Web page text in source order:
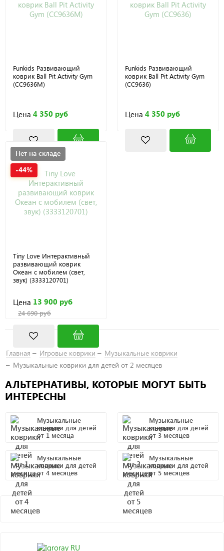
Funkids Развивающий
коврик Ball Pit Activity Gym
(CC9636M)
Цена 4 350 руб
Funkids Развивающий
коврик Ball Pit Activity Gym
(CC9636)
Цена 4 350 руб
Нет на складе
-44%
Tiny Love Интерактивный
развивающий коврик
Океан с мобилем (свет,
звук) (3333120701)
Цена 13 900 руб
24 690 руб
Главная Игровые коврики
Музыкальные коврики
Музыкальные коврики для детей от 2 месяцев
АЛЬТЕРНАТИВЫ, КОТОРЫЕ МОГУТ БЫТЬ
ИНТЕРЕСНЫ
Музыкальные
коврики для детей
от 1 месяца
Музыкальные
коврики для детей
от 3 месяцев
Музыкальные
коврики для детей
от 4 месяцев
Музыкальные
коврики для детей
от 5 месяцев